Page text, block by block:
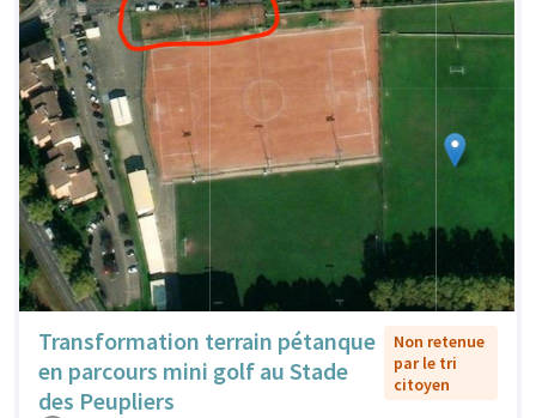
Transformation terrain pétanque
en parcours mini golf au Stade
des Peupliers
Non retenue
par le tri
citoyen